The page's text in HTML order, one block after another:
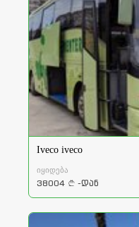
Iveco iveco
იყიდება
38004 a -დან